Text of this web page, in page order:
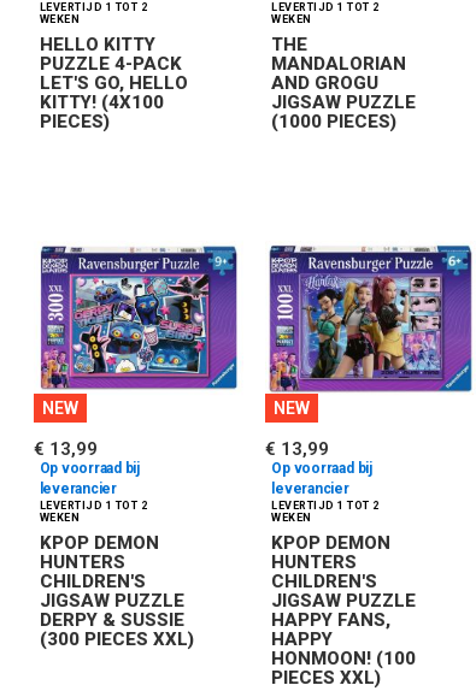
HELLO KITTY
PUZZLE 4-PACK
LET'S GO, HELLO
KITTY! (4X100
PIECES)
THE
MANDALORIAN
AND GROGU
JIGSAW PUZZLE
(1000 PIECES)
NEW
KPOP DEMON
HUNTERS
CHILDREN'S
JIGSAW PUZZLE
DERPY & SUSSIE
(300 PIECES XXL)
€ 13,99
Op voorraad bij
leverancier
NEW
KPOP DEMON
HUNTERS
CHILDREN'S
JIGSAW PUZZLE
HAPPY FANS,
HAPPY
HONMOON! (100
PIECES XXL)
€ 13,99
Op voorraad bij
leverancier